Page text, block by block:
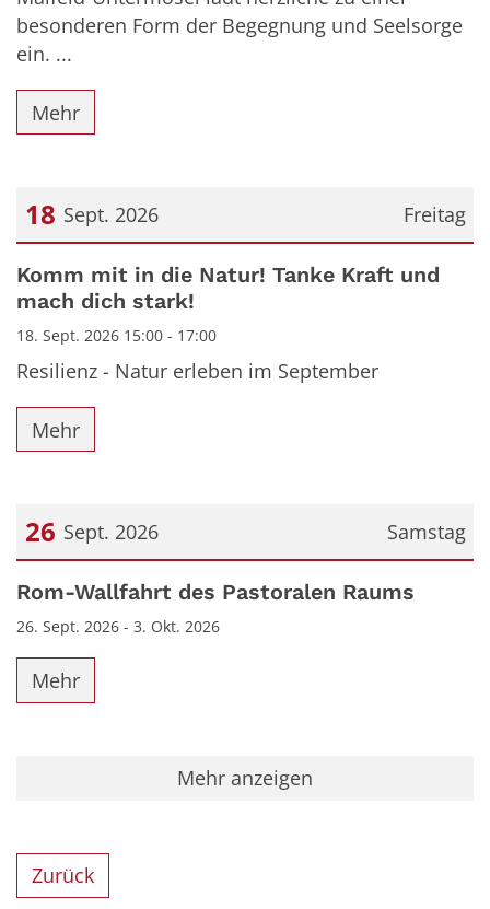
besonderen Form der Begegnung und Seelsorge
ein. ...
Mehr
Freitag
18 Sept. 2026
Datum: 18. September 2026
Komm mit in die Natur! Tanke Kraft und
mach dich stark!
18. Sept. 2026 15:00 - 17:00
Resilienz - Natur erleben im September
Mehr
Samstag
26 Sept. 2026
Datum: 26. September 2026
Rom-Wallfahrt des Pastoralen Raums
26. Sept. 2026 - 3. Okt. 2026
Mehr
Mehr anzeigen
Zurück